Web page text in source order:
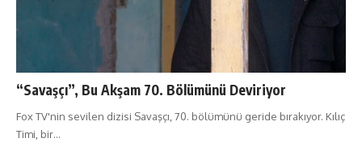
“Savaşçı”, Bu Akşam 70. Bölümünü Deviriyor
Fox TV'nin sevilen dizisi Savaşçı, 70. bölümünü geride bırakıyor. Kılıç
Timi, bir…